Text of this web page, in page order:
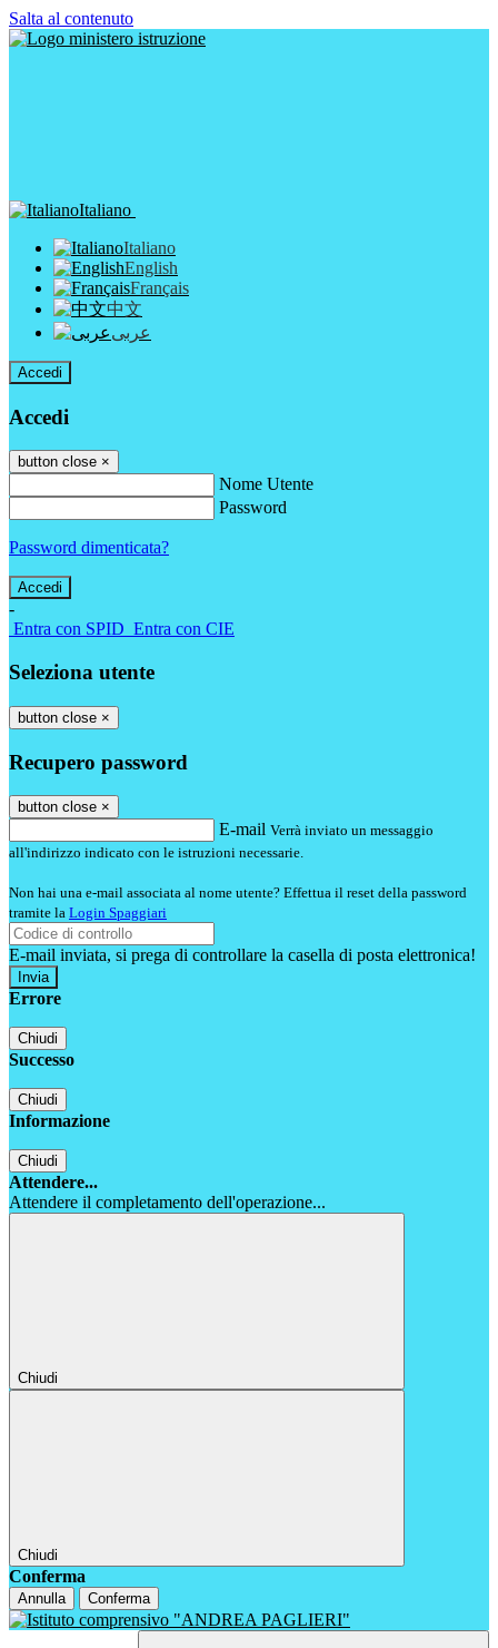
Salta al contenuto
Italiano
Italiano
English
Français
中文
عربى
Accedi
Accedi
button close ×
Nome Utente
Password
Password dimenticata?
-
Entra con SPID Entra con CIE
Seleziona utente
button close ×
Recupero password
button close ×
E-mail Verrà inviato un messaggio
all'indirizzo indicato con le istruzioni necessarie.
Non hai una e-mail associata al nome utente? Effettua il reset della password
tramite la Login Spaggiari
E-mail inviata, si prega di controllare la casella di posta elettronica!
Errore
Chiudi
Successo
Chiudi
Informazione
Chiudi
Attendere...
Attendere il completamento dell'operazione...
Chiudi
Chiudi
Conferma
Annulla Conferma